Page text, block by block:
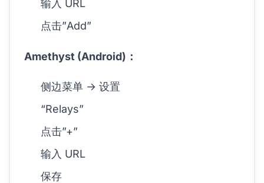
输入 URL
点击”Add”
Amethyst (Android)：
侧边菜单 → 设置
“Relays”
点击”+”
输入 URL
保存